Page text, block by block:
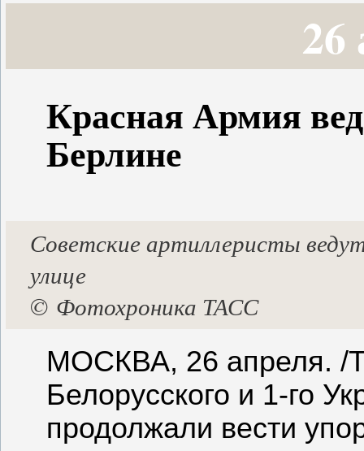
26
Красная Армия
Берлине
Советские артиллеристы
улице
© Фотохроника ТАСС
МОСКВА, 26 апреля. /
Белорусского и 1-го
продолжали вести